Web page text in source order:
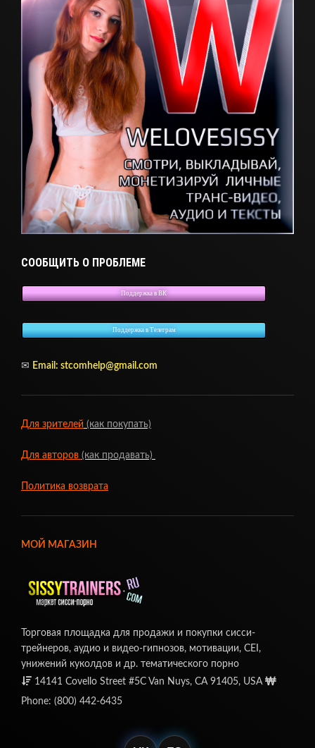
СООБЩИТЬ О ПРОБЛЕМЕ
Поддержка в ВК
Поддержка в Телеграм
✉ Email: stcomhelp@gmail.com
Для зрителей (как покупать)
Для авторов (как продавать)
Политика возврата
МОЙ МАГАЗИН
Торговая площадка для продажи и покупки сисси-
трейнеров, аудио и видео-гипнозов, мотивации, CEI,
унижений куколдов и др. тематического порно
14141 Covello Street #5C Van Nuys, CA 91405, USA
Phone: (800) 442-6435